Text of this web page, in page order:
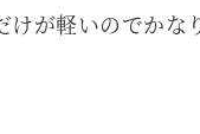
けが軽いのでかな